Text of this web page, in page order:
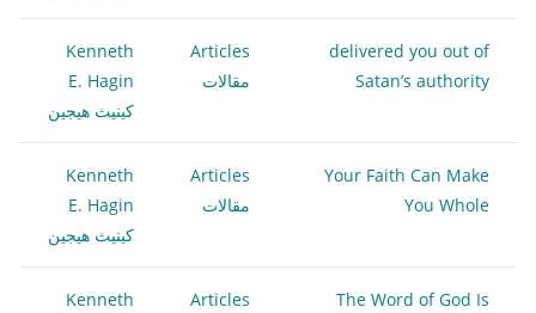
delivered you out of
Satan’s authority
Articles
مقالات
Kenneth
E. Hagin
كينيث هيجين
Your Faith Can Make
You Whole
Articles
مقالات
Kenneth
E. Hagin
كينيث هيجين
The Word of God Is
Articles
Kenneth